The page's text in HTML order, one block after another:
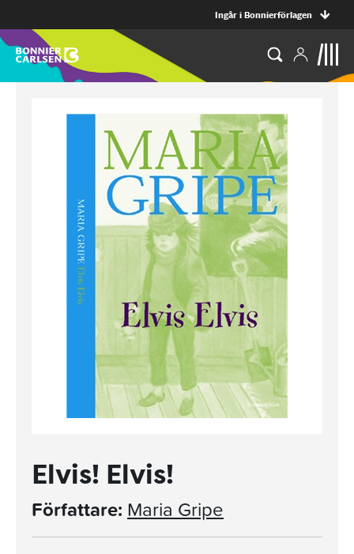
Ingår i Bonnierförlagen
Elvis! Elvis!
Författare: Maria Gripe